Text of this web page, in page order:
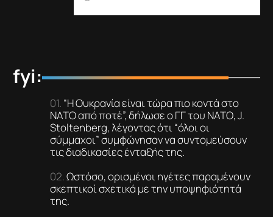
fyi:
“Η Ουκρανία είναι τώρα πιο κοντά στο
ΝΑΤΟ από ποτέ”, δήλωσε ο ΓΓ του ΝΑΤΟ, J.
Stoltenberg, λέγοντας ότι “όλοι οι
σύμμαχοι” συμφώνησαν να συντομεύσουν
τις διαδικασίες ένταξής της.
Ωστόσο, ορισμένοι ηγέτες παραμένουν
σκεπτικοί σχετικά με την υποψηφιότητά
της.